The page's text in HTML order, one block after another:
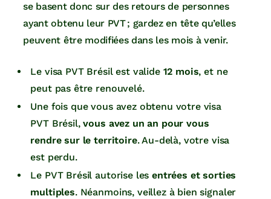
se basent donc sur des retours de personnes
ayant obtenu leur PVT ; gardez en tête qu’elles
peuvent être modifiées dans les mois à venir.
Le visa PVT Brésil est valide 12 mois, et ne
peut pas être renouvelé.
Une fois que vous avez obtenu votre visa
PVT Brésil,vous avez un an pour vous
rendre sur le territoire. Au-delà, votre visa
est perdu.
Le PVT Brésil autorise lesentrées et sorties
multiples. Néanmoins, veillez à bien signaler